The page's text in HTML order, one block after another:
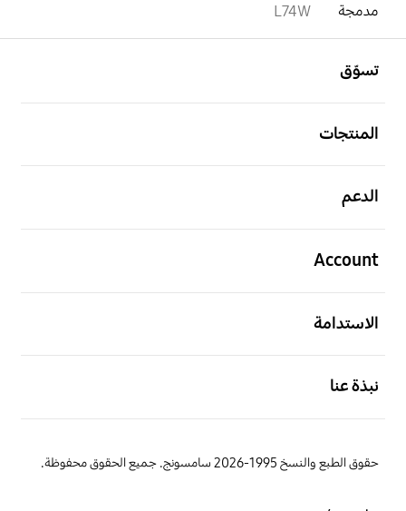
مدمجة
L74W
تسوّق
المنتجات
الدعم
Account
الاستدامة
نبذة عنا
حقوق الطبع والنسخ 1995-2026 سامسونج. جميع الحقوق محفوظة.